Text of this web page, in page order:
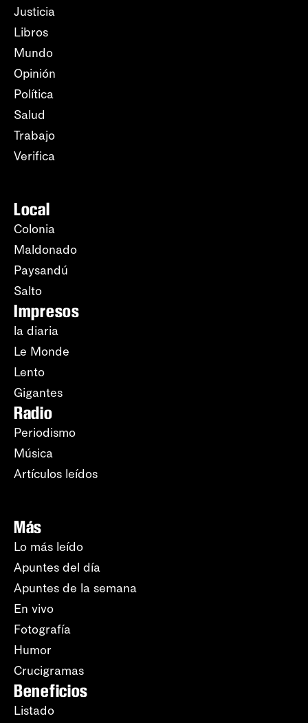
Justicia
Libros
Mundo
Opinión
Política
Salud
Trabajo
Verifica
Local
Colonia
Maldonado
Paysandú
Salto
Impresos
la diaria
Le Monde
Lento
Gigantes
Radio
Periodismo
Música
Artículos leídos
Más
Lo más leído
Apuntes del día
Apuntes de la semana
En vivo
Fotografía
Humor
Crucigramas
Beneficios
Listado